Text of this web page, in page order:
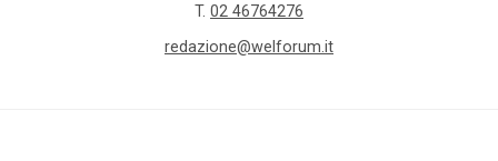
T. 02 46764276
redazione@welforum.it